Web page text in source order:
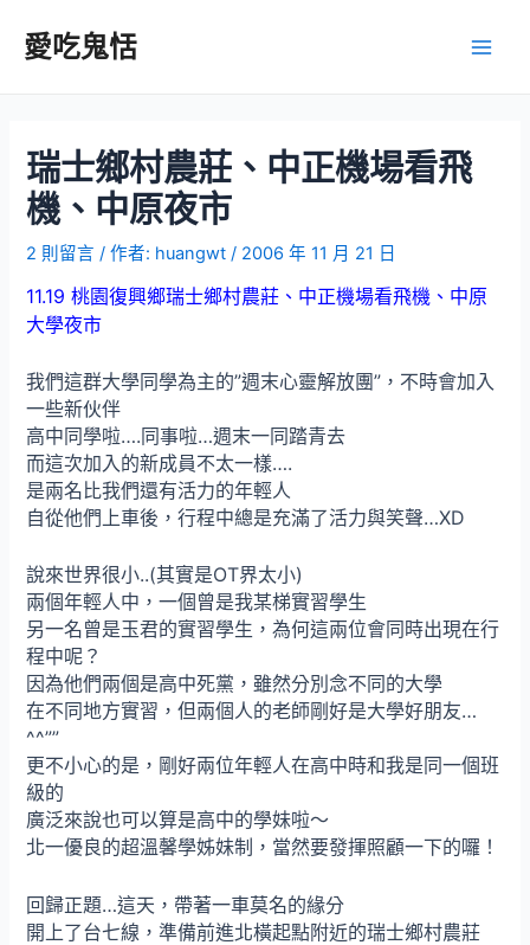
愛吃鬼恬
瑞士鄉村農莊、中正機場看飛
機、中原夜市
2 則留言 / 作者: huangwt/ 2006 年 11 月 21 日
11.19 桃園復興鄉瑞士鄉村農莊、中正機場看飛機、中原
大學夜市
我們這群大學同學為主的”週末心靈解放團”，不時會加入
一些新伙伴
高中同學啦….同事啦…週末一同踏青去
而這次加入的新成員不太一樣….
是兩名比我們還有活力的年輕人
自從他們上車後，行程中總是充滿了活力與笑聲…XD
說來世界很小..(其實是OT界太小)
兩個年輕人中，一個曾是我某梯實習學生
另一名曾是玉君的實習學生，為何這兩位會同時出現在行
程中呢？
因為他們兩個是高中死黨，雖然分別念不同的大學
在不同地方實習，但兩個人的老師剛好是大學好朋友…
^^””
更不小心的是，剛好兩位年輕人在高中時和我是同一個班
級的
廣泛來說也可以算是高中的學妹啦～
北一優良的超溫馨學姊妹制，當然要發揮照顧一下的囉！
回歸正題…這天，帶著一車莫名的緣分
開上了台七線，準備前進北橫起點附近的瑞士鄉村農莊